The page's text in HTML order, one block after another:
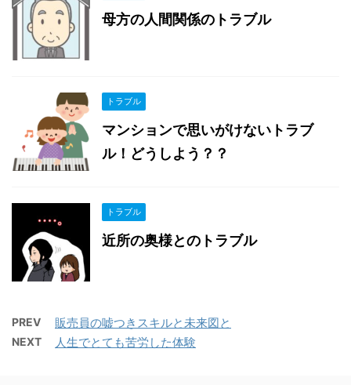
母方の人間関係のトラブル
トラブル
マンションで思いがけないトラブ
ル！どうしよう？？
トラブル
近所の奥様とのトラブル
PREV 販売員の嘘つきスキルと未来図と
NEXT 人生でとても苦労した体験